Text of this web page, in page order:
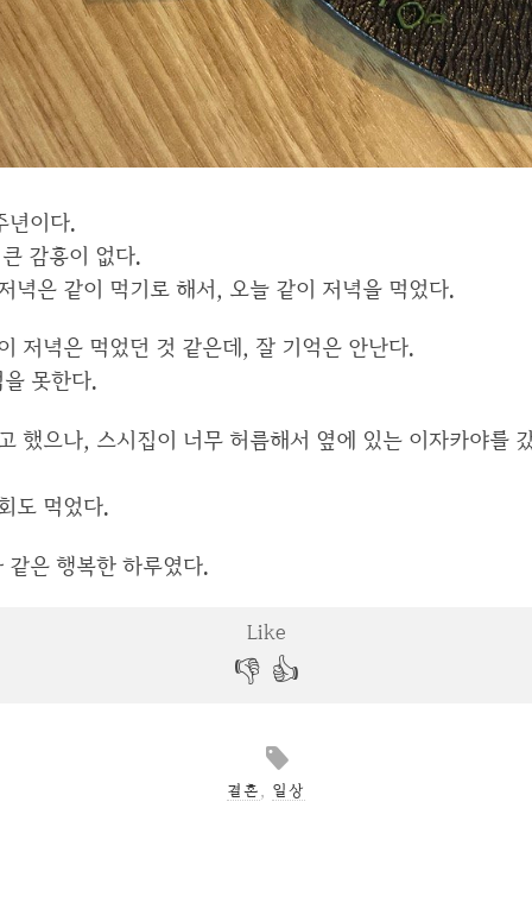
년이다.
감흥이 없다.
녁은 같이 먹기로 해서, 오늘 같이 저녁을 먹었다.
저녁은 먹었던 것 같은데, 잘 기억은 안난다.
못한다.
했으나, 스시집이 너무 허름해서 옆에 있는 이자카야를
도 먹었다.
은 행복한 하루였다.
결혼, 일상